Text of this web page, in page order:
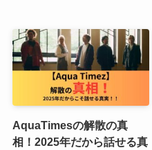
AquaTimesの解散の真
相！2025年だから話せる真